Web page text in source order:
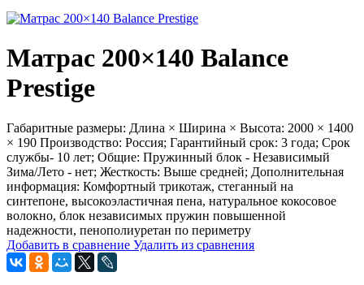
Матрас 200×140 Balance
Prestige
Габаритные размеры: Длина × Ширина × Высота: 2000 × 1400
× 190 Производство: Россия; Гарантийный срок: 3 года; Срок
службы- 10 лет; Общие: Пружинный блок - Независимый
Зима/Лето - нет; Жесткость: Выше средней; Дополнительная
информация: Комфортный трикотаж, стеганный на
синтепоне, высокоэластичная пена, натуральное кокосовое
волокно, блок независимых пружин повышенной
надежности, пенополиуретан по периметру
Добавить в сравнение Удалить из сравнения